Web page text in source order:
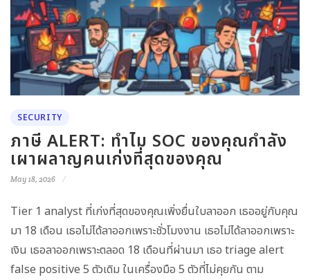
SECURITY
ภาษี ALERT: ทำไม SOC ของคุณกำลัง
เผาผลาญคนเก่งที่สุดของคุณ
May 18, 2026
Tier 1 analyst ที่เก่งที่สุดของคุณเพิ่งยื่นใบลาออก เธออยู่กับคุณ
มา 18 เดือน เธอไม่ได้ลาออกเพราะชั่วโมงงาน เธอไม่ได้ลาออกเพราะ
เงิน เธอลาออกเพราะตลอด 18 เดือนที่ผ่านมา เธอ triage alert
false positive 5 ตัวเดิม ในเครื่องมือ 5 ตัวที่ไม่คุยกัน ตาม